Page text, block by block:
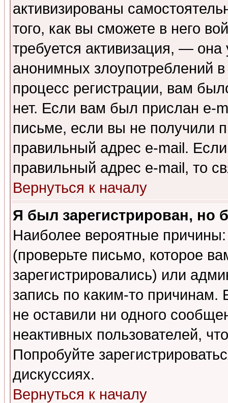
активизированы
того, как вы сможете в него
требуется активизация, —
анонимных злоупотреблений
процесс регистрации, вам
нет. Если вам был прислан e-
письме, если вы не получили
правильный адрес e-mail.
правильный адрес e-mail, то
Вернуться к началу
Я был зарегистрирован, но
Наиболее вероятные
(проверьте письмо, которое
зарегистрировались) или
запись по каким-то
не оставили ни одного
неактивных пользователей,
Попробуйте
дискуссиях.
Вернуться к началу